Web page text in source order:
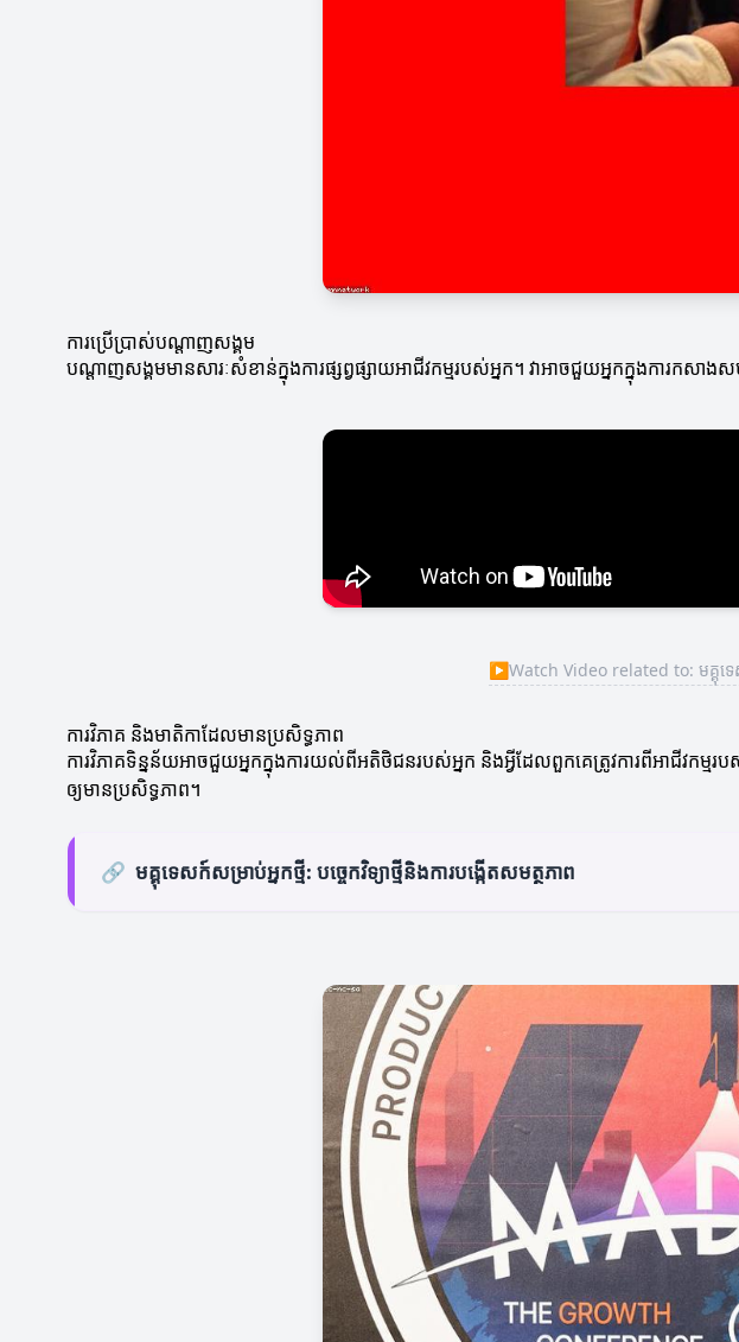
ការប្រើប្រាស់បណ្តាញសង្គម
បណ្តាញសង្គមមានសារៈសំខាន់ក្នុងការផ្សព្វផ្សាយអាជីវកម្មរបស់អ្នក។ វាអាចជួយអ្នកក្នុងការ
▶Watch Video related to: មគ្គុទេស
ការវិភាគ និងមាតិកាដែលមានប្រសិទ្ធភាព
ការវិភាគទិន្នន័យអាចជួយអ្នកក្នុងការយល់ពីអតិថិជនរបស់អ្នក និងអ្វីដែលពួកគេត្រូវការពីអាជីវកម្មរ
ឲ្យមានប្រសិទ្ធភាព។
🔗 មគ្គុទេសក៍សម្រាប់អ្នកថ្មី: បច្ចេកវិទ្យាថ្មីនិងការបង្កើតសមត្ថភាព